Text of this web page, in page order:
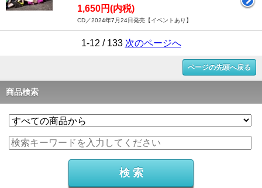
1,650円(内税)
CD／2024年7月24日発売【イベントあり】
1-12 / 133 次のページへ
ページの先頭へ戻る
商品検索